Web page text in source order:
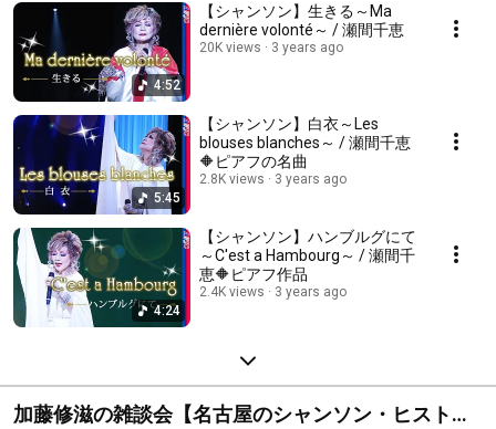
4:52
【シャンソン】生きる～Ma
dernière volonté～ / 瀬間千恵
20K views 3 years ago
5:45
【シャンソン】白衣～Les
blouses blanches～ / 瀬間千恵
🔶ピアフの名曲
2.8K views 3 years ago
4:24
【シャンソン】ハンブルグにて
～C'est a Hambourg～ / 瀬間千
恵🔶ピアフ作品
2.4K views 3 years ago
加藤修滋の雑談会【名古屋のシャンソン・ヒストリ